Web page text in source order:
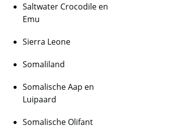
Saltwater Crocodile en
Emu
Sierra Leone
Somaliland
Somalische Aap en
Luipaard
Somalische Olifant